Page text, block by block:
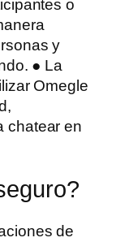
o
y
● La
Omegle
chatear en
de